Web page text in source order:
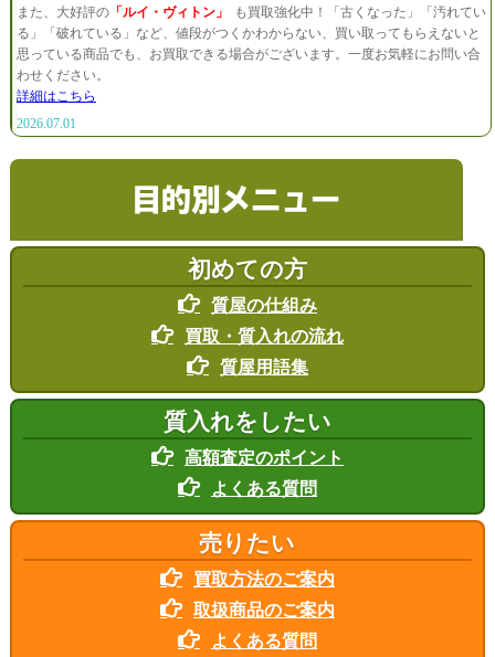
また、大好評の「ルイ・ヴィトン」
も買取強化中！「古くなった」「汚れてい
る」「破れている」など、値段がつくかわからない、買い取ってもらえないと
思っている商品でも、お買取できる場合がございます。一度お気軽にお問い合
わせください。
詳細はこちら
2026.07.01
も買取強化中！「古くなった」「汚れてい
る」「破れている」など、値段がつくかわからない、買い取ってもらえないと
思っている商品でも、お買取できる場合がございます。一度お気軽にお問い合
詳細はこちら
「楽器」「金」の買取強化月間です。
「ルイ・ヴィトン」
も買取強化中！「古くなった」「汚れてい
る」「破れている」など、値段がつくかわからない、買い取ってもらえないと
思っている商品でも、お買取できる場合がございます。一度お気軽にお問い合
詳細はこちら
「絵画」「金」の買取強化月間です。
「ルイ・ヴィトン」
る」「破れている」など、値段がつくかわからない、買い取ってもらえないと
思っている商品でも、お買取できる場合がございます。一度お気軽にお問い合
詳細はこちら
「絵画」「金」の買取強化月間です。
「ルイ・ヴィトン」
る」「破れている」など、値段がつくかわからない、買い取ってもらえないと
目的別メニュー
初めての方
質屋の仕組み
買取・質入れの流れ
質屋用語集
質入れをしたい
高額査定のポイント
よくある質問
売りたい
買取方法のご案内
取扱商品のご案内
よくある質問